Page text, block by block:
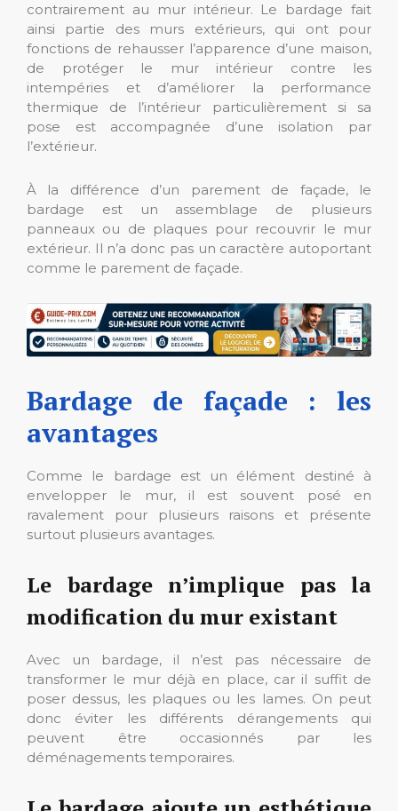
contrairement au mur intérieur. Le bardage fait
ainsi partie des murs extérieurs, qui ont pour
fonctions de rehausser l’apparence d’une maison,
de protéger le mur intérieur contre les
intempéries et d’améliorer la performance
thermique de l’intérieur particulièrement si sa
pose est accompagnée d’une isolation par
l’extérieur.
À la différence d’un parement de façade, le
bardage est un assemblage de plusieurs
panneaux ou de plaques pour recouvrir le mur
extérieur. Il n’a donc pas un caractère autoportant
comme le parement de façade.
Bardage de façade : les
avantages
Comme le bardage est un élément destiné à
envelopper le mur, il est souvent posé en
ravalement pour plusieurs raisons et présente
surtout plusieurs avantages.
Le bardage n’implique pas la
modification du mur existant
Avec un bardage, il n’est pas nécessaire de
transformer le mur déjà en place, car il suffit de
poser dessus, les plaques ou les lames. On peut
donc éviter les différents dérangements qui
peuvent être occasionnés par les
déménagements temporaires.